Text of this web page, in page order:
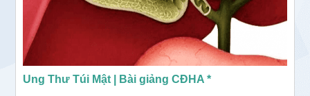
Ung Thư Túi Mật | Bài giảng CĐHA *